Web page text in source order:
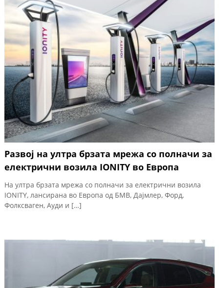
Развој на ултра брзата мрежа со полначи за
електрични возила IONITY во Европа
На ултра брзата мрежа со полначи за електрични возила
IONITY, лансирана во Европа од БМВ, Дајмлер, Форд,
Фолксваген, Ауди и […]